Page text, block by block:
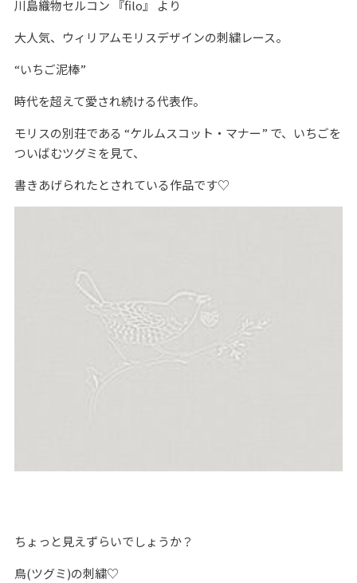
川島織物セルコン 『filo』 より
大人気、ウィリアムモリスデザインの刺繍レース。
“いちご泥棒”
時代を超えて愛され続ける代表作。
モリスの別荘である “ケルムスコット・マナー” で、いちごを
ついばむツグミを見て、
書きあげられたとされている作品です♡
ちょっと見えずらいでしょうか？
鳥(ツグミ)の刺繍♡